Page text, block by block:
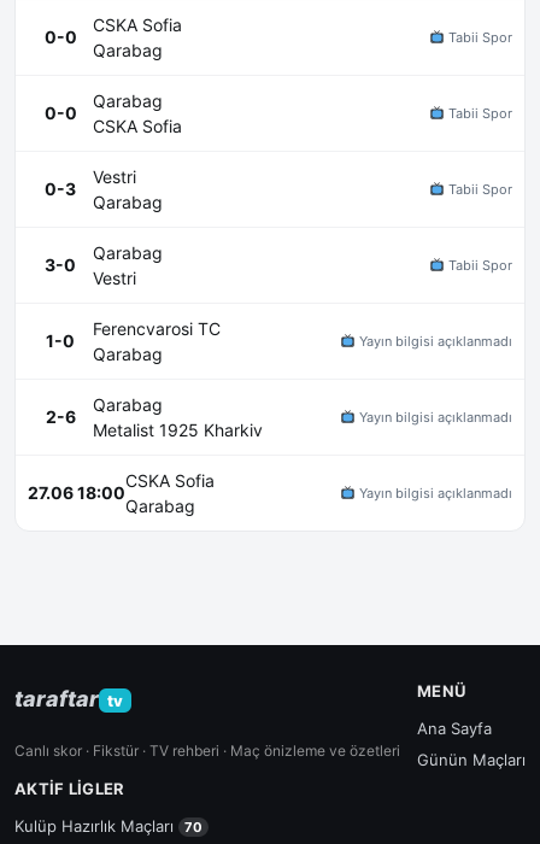
0-0
CSKA Sofia
Qarabag
Tabii Spor
0-0
Qarabag
CSKA Sofia
Tabii Spor
0-3
Vestri
Qarabag
Tabii Spor
3-0
Qarabag
Vestri
Tabii Spor
1-0
Ferencvarosi TC
Qarabag
Yayın bilgisi açıklanmadı
2-6
Qarabag
Metalist 1925 Kharkiv
Yayın bilgisi açıklanmadı
27.06 18:00
CSKA Sofia
Qarabag
Yayın bilgisi açıklanmadı
taraftar tv
Canlı skor · Fikstür · TV rehberi · Maç önizleme ve özetleri
MENÜ
Ana Sayfa
Günün Maçları
AKTIF LIGLER
Kulüp Hazırlık Maçları
70